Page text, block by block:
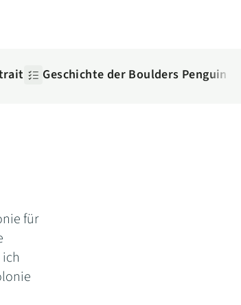
Geschichte der Boulders Penguin
für